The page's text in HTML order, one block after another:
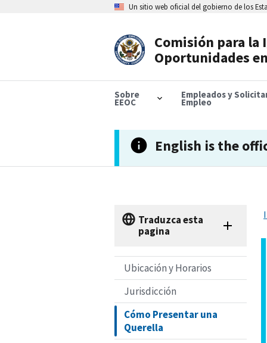
Un sitio web oficial del gobierno de los
Comisión para la
Oportunidades
Sobre
EEOC
Empleados y
Empleo
English is the
Traduzca esta
pagina
Ubicación y Horarios
Jurisdicción
Cómo Presentar una
Querella